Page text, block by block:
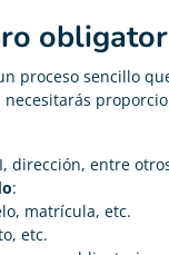
proceso sencillo
dirección, entre
:
matrícula, etc.
etc.